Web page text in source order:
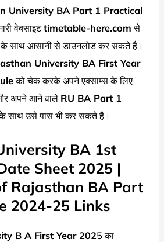
University BA Part 1 Practical
वेबसाइटtimetable-here.com से
साथ आसानी से डाउनलोड कर सकते है।
University BA First Year
को चेक करके अपने एक्साम्स के लिए
अपने आने वाले RU BA Part 1
के साथ उसे पास भी कर सकते है।
BA 1st
Sheet 2025 |
Rajasthan BA Part
2024-25 Links
B A First Year 2025 का